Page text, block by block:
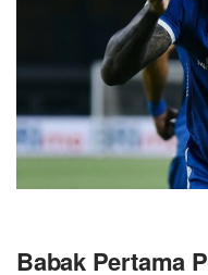
Babak Pertama